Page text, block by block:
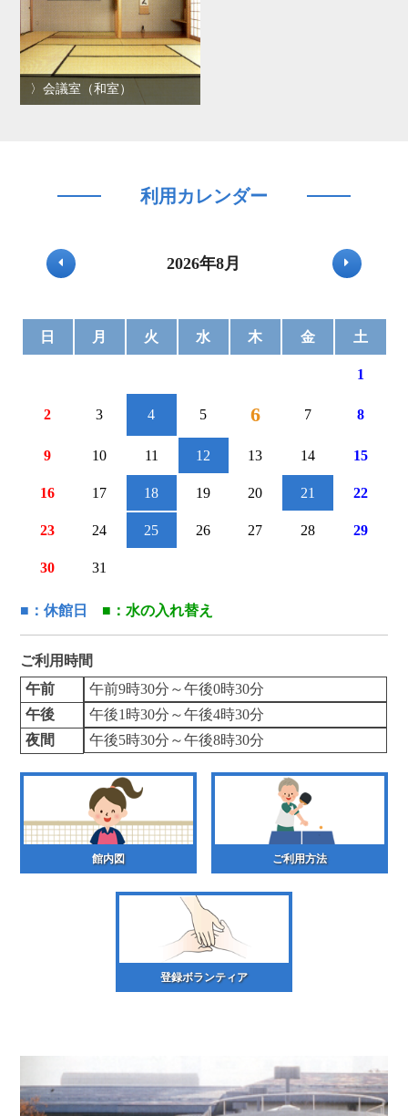
会議室（和室）
利用カレンダー
2026年8月
日 月 火 水 木 金 土
1
2 3 4 5 6 7 8
9 10 11 12 13 14 15
16 17 18 19 20 21 22
23 24 25 26 27 28 29
30 31
■：休館日 ■：水の入れ替え
ご利用時間
午前
午前9時30分～午後0時30分
午後
午後1時30分～午後4時30分
夜間
午後5時30分～午後8時30分
館内図 ご利用方法
登録ボランティア